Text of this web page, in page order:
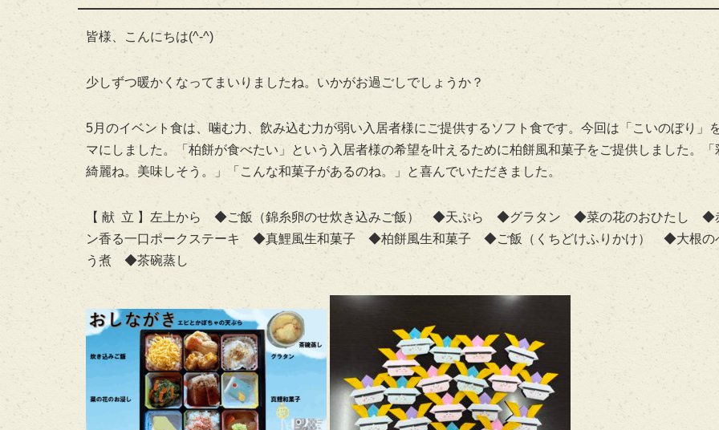
皆様、こんにちは(^-^)
少しずつ暖かくなってまいりましたね。いかがお過ごしでしょうか？
5月のイベント食は、噛む力、飲み込む力が弱い入居者様にご提供するソフト食です。今回は「こいのぼり」
マにしました。「柏餅が食べたい」という入居者様の希望を叶えるために柏餅風和菓子をご提供しました。「
綺麗ね。美味しそう。」「こんな和菓子があるのね。」と喜んでいただきました。
【 献 立 】左上から ◆ご飯（錦糸卵のせ炊き込みご飯） ◆天ぷら ◆グラタン ◆菜の花のおひたし ◆
ン香る一口ポークステーキ ◆真鯉風生和菓子 ◆柏餅風生和菓子 ◆ご飯（くちどけふりかけ） ◆大根の
う煮 ◆茶碗蒸し